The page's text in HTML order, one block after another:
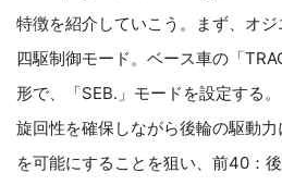
特徴を紹介していこう。まず、オ
四駆制御モード。ベース車の「
形で、「SEB.」モードを設定する
旋回性を確保しながら後輪の駆動
を可能にすることを狙い、前40：